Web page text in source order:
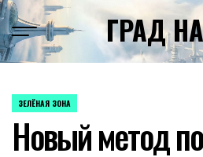
Skip
to
content
ГРАД
POSTED
ЗЕЛЁНАЯ ЗОНА
Новый метод